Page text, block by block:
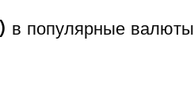
популярные валюты